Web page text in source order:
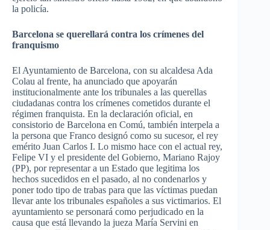
la policía.
Barcelona se querellará contra los crímenes del
franquismo
El Ayuntamiento de Barcelona, con su alcaldesa Ada
Colau al frente, ha anunciado que apoyarán
institucionalmente ante los tribunales a las querellas
ciudadanas contra los crímenes cometidos durante el
régimen franquista. En la declaración oficial, en
consistorio de Barcelona en Comú, también interpela a
la persona que Franco designó como su sucesor, el rey
emérito Juan Carlos I. Lo mismo hace con el actual rey,
Felipe VI y el presidente del Gobierno, Mariano Rajoy
(PP), por representara un Estado que legitima los
hechos sucedidos en el pasado, al no condenarlos y
poner todo tipo de trabas para que las víctimas puedan
llevarante los tribunales españoles a sus victimarios. El
ayuntamiento se personará como perjudicado en la
causa que está llevando la jueza María Servini en